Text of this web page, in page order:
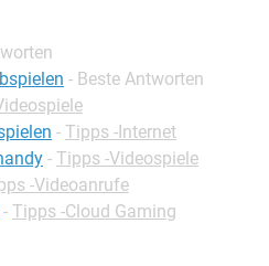
- Beste Antworten
- Tipps -Internet
- Tipps -Videospiele
-Videoanrufe
- Tipps -Cloud Gaming